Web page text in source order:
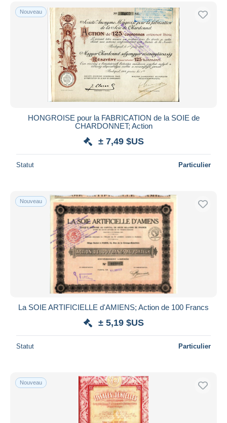
Nouveau
HONGROISE pour la FABRICATION de la SOIE de
CHARDONNET; Action
± 7,49 $US
Statut Particulier
Nouveau
La SOIE ARTIFICIELLE d'AMIENS; Action de 100 Francs
± 5,19 $US
Statut Particulier
Nouveau